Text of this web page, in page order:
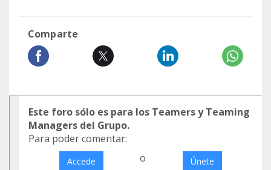
Comparte
Este foro sólo es para los Teamers y Teaming
Managers del Grupo.
Para poder comentar:
Accede o Únete